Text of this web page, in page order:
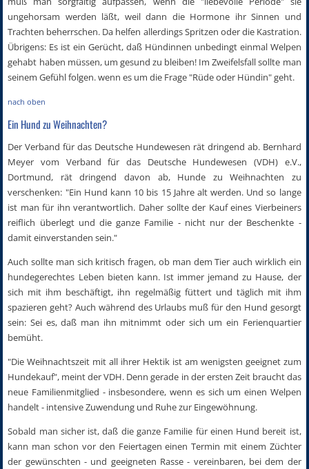
ungehorsam werden läßt, weil dann die Hormone ihr Sinnen und
Trachten beherrschen. Da helfen allerdings Spritzen oder die Kastration.
Übrigens: Es ist ein Gerücht, daß Hündinnen unbedingt einmal Welpen
gehabt haben müssen, um gesund zu bleiben! Im Zweifelsfall sollte man
seinem Gefühl folgen. wenn es um die Frage "Rüde oder Hündin" geht.
nach oben
Ein Hund zu Weihnachten?
Der Verband für das Deutsche Hundewesen rät dringend ab. Bernhard
Meyer vom Verband für das Deutsche Hundewesen (VDH) e.V.,
Dortmund, rät dringend davon ab, Hunde zu Weihnachten zu
verschenken: "Ein Hund kann 10 bis 15 Jahre alt werden. Und so lange
ist man für ihn verantwortlich. Daher sollte der Kauf eines Vierbeiners
reiflich überlegt und die ganze Familie - nicht nur der Beschenkte -
damit einverstanden sein."
Auch sollte man sich kritisch fragen, ob man dem Tier auch wirklich ein
hundegerechtes Leben bieten kann. Ist immer jemand zu Hause, der
sich mit ihm beschäftigt, ihn regelmäßig füttert und täglich mit ihm
spazieren geht? Auch während des Urlaubs muß für den Hund gesorgt
sein: Sei es, daß man ihn mitnimmt oder sich um ein Ferienquartier
bemüht.
"Die Weihnachtszeit mit all ihrer Hektik ist am wenigsten geeignet zum
Hundekauf", meint der VDH. Denn gerade in der ersten Zeit braucht das
neue Familienmitglied - insbesondere, wenn es sich um einen Welpen
handelt - intensive Zuwendung und Ruhe zur Eingewöhnung.
Sobald man sicher ist, daß die ganze Familie für einen Hund bereit ist,
kann man schon vor den Feiertagen einen Termin mit einem Züchter
der gewünschten - und geeigneten Rasse - vereinbaren, bei dem der